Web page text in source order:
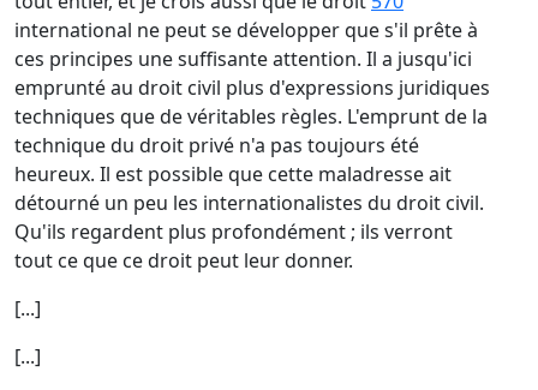
international ne peut se développer que s'il prête à
ces principes une suffisante attention. Il a jusqu'ici
emprunté au droit civil plus d'expressions juridiques
techniques que de véritables règles. L'emprunt de la
technique du droit privé n'a pas toujours été
heureux. Il est possible que cette maladresse ait
détourné un peu les internationalistes du droit civil.
Qu'ils regardent plus profondément ; ils verront
tout ce que ce droit peut leur donner.
[...]
[...]